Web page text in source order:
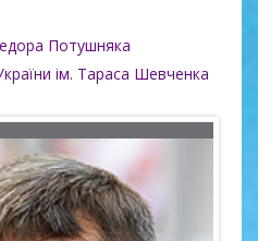
Потушняка
ім. Тараса Шевченка